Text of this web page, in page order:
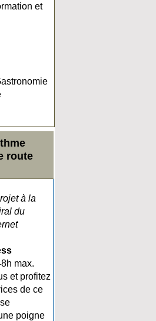
et
route
à la
du
max.
et profitez
de ce
poigne